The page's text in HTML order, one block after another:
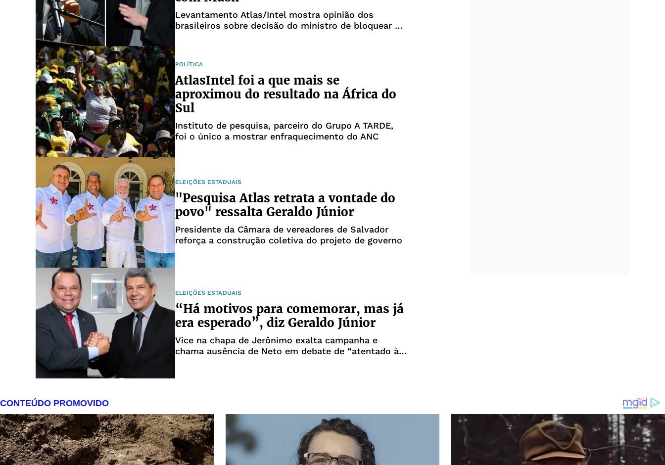
Levantamento Atlas/Intel mostra opinião dos
brasileiros sobre decisão do ministro de bloquear o
POLÍTICA
AtlasIntel foi a que mais se
aproximou do resultado na África do
Sul
Instituto de pesquisa, parceiro do Grupo A TARDE,
foi o único a mostrar enfraquecimento do ANC
ELEIÇÕES ESTADUAIS
"Pesquisa Atlas retrata a vontade do
povo" ressalta Geraldo Júnior
Presidente da Câmara de vereadores de Salvador
reforça a construção coletiva do projeto de governo
ELEIÇÕES ESTADUAIS
“Há motivos para comemorar, mas já
era esperado”, diz Geraldo Júnior
Vice na chapa de Jerônimo exalta campanha e
chama ausência de Neto em debate de “atentado à